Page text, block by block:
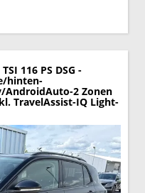
drucken
116 PS DSG -
hinten-
AndroidAuto-2 Zonen
TravelAssist-IQ Light-